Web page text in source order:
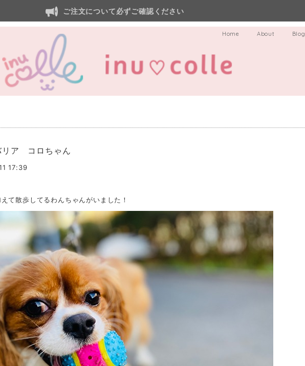
ご注文について必ずご確認ください
Home About Blog
リア コロちゃん
17:39
て散歩してるわんちゃんがいました！